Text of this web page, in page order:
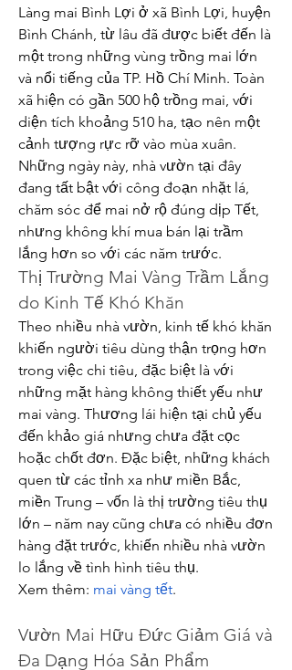
Làng mai Bình Lợi ở xã Bình Lợi, huyện
Bình Chánh, từ lâu đã được biết đến là
một trong những vùng trồng mai lớn
và nổi tiếng của TP. Hồ Chí Minh. Toàn
xã hiện có gần 500 hộ trồng mai, với
diện tích khoảng 510 ha, tạo nên một
cảnh tượng rực rỡ vào mùa xuân.
Những ngày này, nhà vườn tại đây
đang tất bật với công đoạn nhặt lá,
chăm sóc để mai nở rộ đúng dịp Tết,
nhưng không khí mua bán lại trầm
lắng hơn so với các năm trước.
Thị Trường Mai Vàng Trầm Lắng
do Kinh Tế Khó Khăn
Theo nhiều nhà vườn, kinh tế khó khăn
khiến người tiêu dùng thận trọng hơn
trong việc chi tiêu, đặc biệt là với
những mặt hàng không thiết yếu như
mai vàng. Thương lái hiện tại chủ yếu
đến khảo giá nhưng chưa đặt cọc
hoặc chốt đơn. Đặc biệt, những khách
quen từ các tỉnh xa như miền Bắc,
miền Trung – vốn là thị trường tiêu thụ
lớn – năm nay cũng chưa có nhiều đơn
hàng đặt trước, khiến nhiều nhà vườn
lo lắng về tình hình tiêu thụ.
Xem thêm: mai vàng tết.
Vườn Mai Hữu Đức Giảm Giá và
Đa Dạng Hóa Sản Phẩm